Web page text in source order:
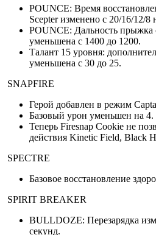
POUNCE: Время
Scepter изменено с 20/16/12/8
POUNCE: Дальность прыжка
уменьшена с 1400 до 1200.
Талант 15 уровня:
уменьшена с 30 до 25.
SNAPFIRE
Герой добавлен в режим
Базовый урон уменьшен на 4.
Теперь Firesnap Cookie не
действия Kinetic Field, Black
SPECTRE
Базовое восстановление
SPIRIT BREAKER
BULLDOZE: Перезарядка
секунд.